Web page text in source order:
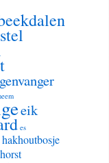
eik
es
hakhoutbosje